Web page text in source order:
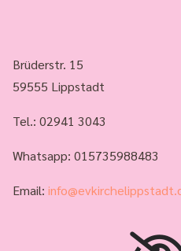
Brüderstr. 15
59555 Lippstadt
Tel.: 02941 3043
Whatsapp: 015735988483
Email: